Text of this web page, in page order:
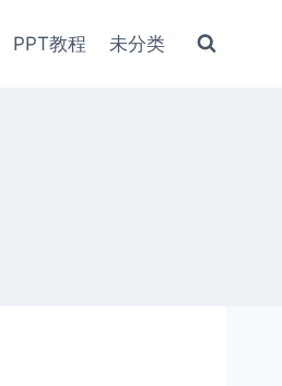
PPT教程 未分类